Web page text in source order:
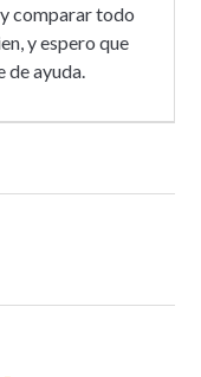
comparar todo
y espero que
de ayuda.